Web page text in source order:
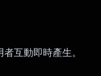
互動即時產生。